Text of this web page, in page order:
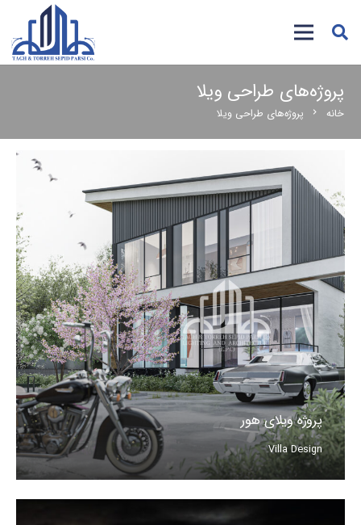
پروژه‌های طراحی ویلا
خانه chevron_right پروژه‌های طراحی ویلا
پروژه ویلای هور
Villa Design